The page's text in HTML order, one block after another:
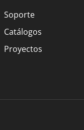
Soporte
Catálogos
Proyectos